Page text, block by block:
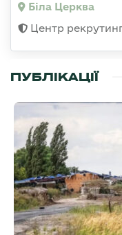
Біла Церква
Центр
ПУБЛІКАЦІЇ